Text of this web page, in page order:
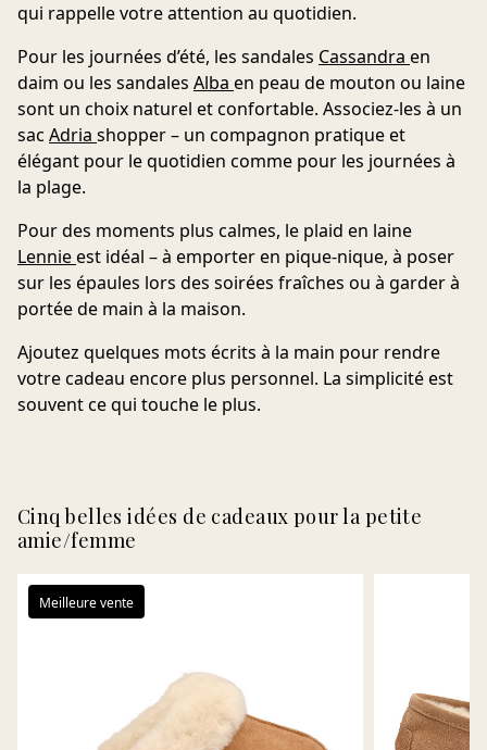
qui rappelle votre attention au quotidien.
Pour les journées d’été, les sandales Cassandra en
daim ou les sandales Alba en peau de mouton ou laine
sont un choix naturel et confortable. Associez-les à un
sac Adria shopper– un compagnon pratique et
élégant pour le quotidien comme pour les journées à
la plage.
Pour des moments plus calmes, le plaid en laine
Lennieest idéal – à emporter en pique-nique, à poser
sur les épaules lors des soirées fraîches ou à garder à
portée de main à la maison.
Ajoutez quelques mots écrits à la main pour rendre
votre cadeau encore plus personnel. La simplicité est
souvent ce qui touche le plus.
Cinq belles idées de cadeaux pour la petite
amie/femme
Meilleure vente